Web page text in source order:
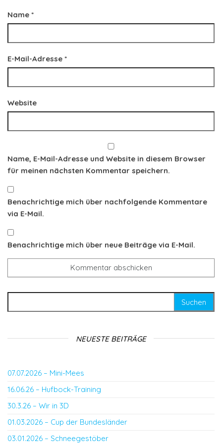
Name *
E-Mail-Adresse *
Website
Name, E-Mail-Adresse und Website in diesem Browser
für meinen nächsten Kommentar speichern.
Benachrichtige mich über nachfolgende Kommentare
via E-Mail.
Benachrichtige mich über neue Beiträge via E-Mail.
NEUESTE BEITRÄGE
07.07.2026 – Mini-Mees
16.06.26 – Hufbock-Training
30.3.26 – Wir in 3D
01.03.2026 – Cup der Bundesländer
03.01.2026 – Schneegestöber